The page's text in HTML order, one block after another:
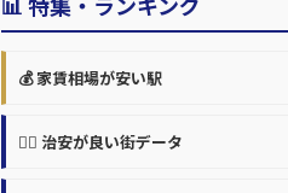
💰 家賃相場が安い駅
👮‍♀️ 治安が良い街データ